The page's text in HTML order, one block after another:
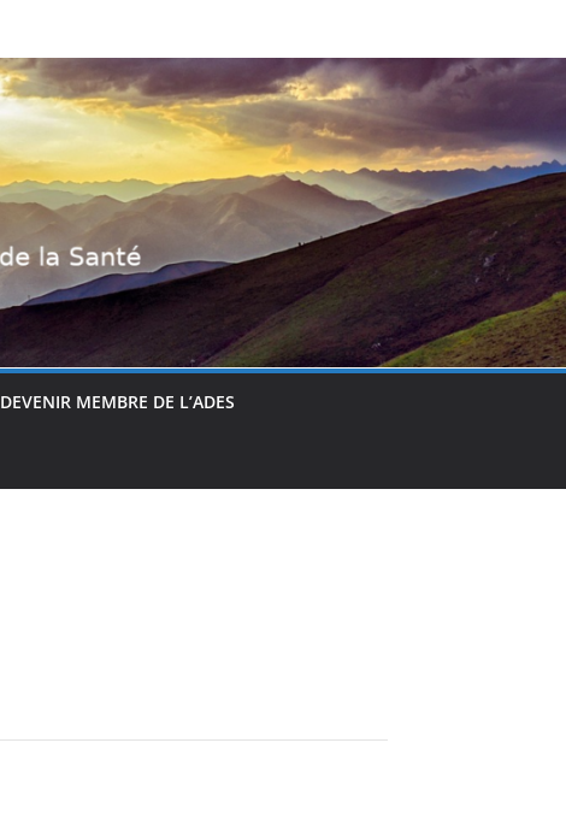
DEVENIR MEMBRE DE L’ADES